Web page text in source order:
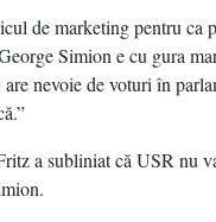
de marketing pentru
Simion e cu gura
nevoie de voturi în
a subliniat că USR nu